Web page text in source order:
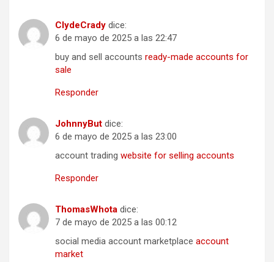
ClydeCrady dice:
6 de mayo de 2025 a las 22:47
buy and sell accounts ready-made accounts for
sale
Responder
JohnnyBut dice:
6 de mayo de 2025 a las 23:00
account trading website for selling accounts
Responder
ThomasWhota dice:
7 de mayo de 2025 a las 00:12
social media account marketplace account
market